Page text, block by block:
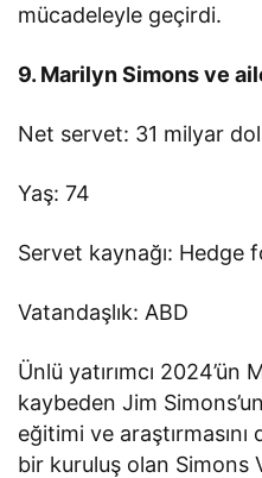
mücadeleyle geçirdi.
9. Marilyn Simons ve
Net servet: 31 milyar
Yaş: 74
Servet kaynağı: Hedge
Vatandaşlık: ABD
Ünlü yatırımcı 2024’ün
kaybeden Jim
eğitimi ve
bir kuruluş olan Simons